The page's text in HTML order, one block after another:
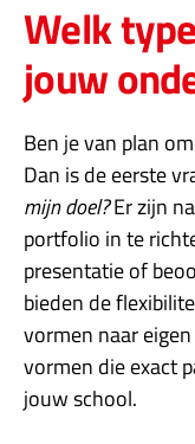
Welk
jouw
Ben je van plan
Dan is de eerste
mijn doel?Er zijn
portfolio in te
presentatie of
bieden de
vormen naar
vormen die exact
jouw school.